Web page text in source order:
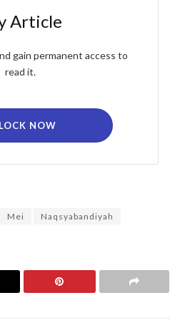
Article
gain permanent access to
read it.
NOW
Mei
Naqsyabandiyah